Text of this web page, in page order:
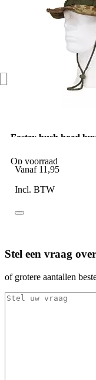
Fostex bush hoed
Op voorraad
Vanaf 11,95
Incl. BTW
Stel een vraag
of grotere aantallen